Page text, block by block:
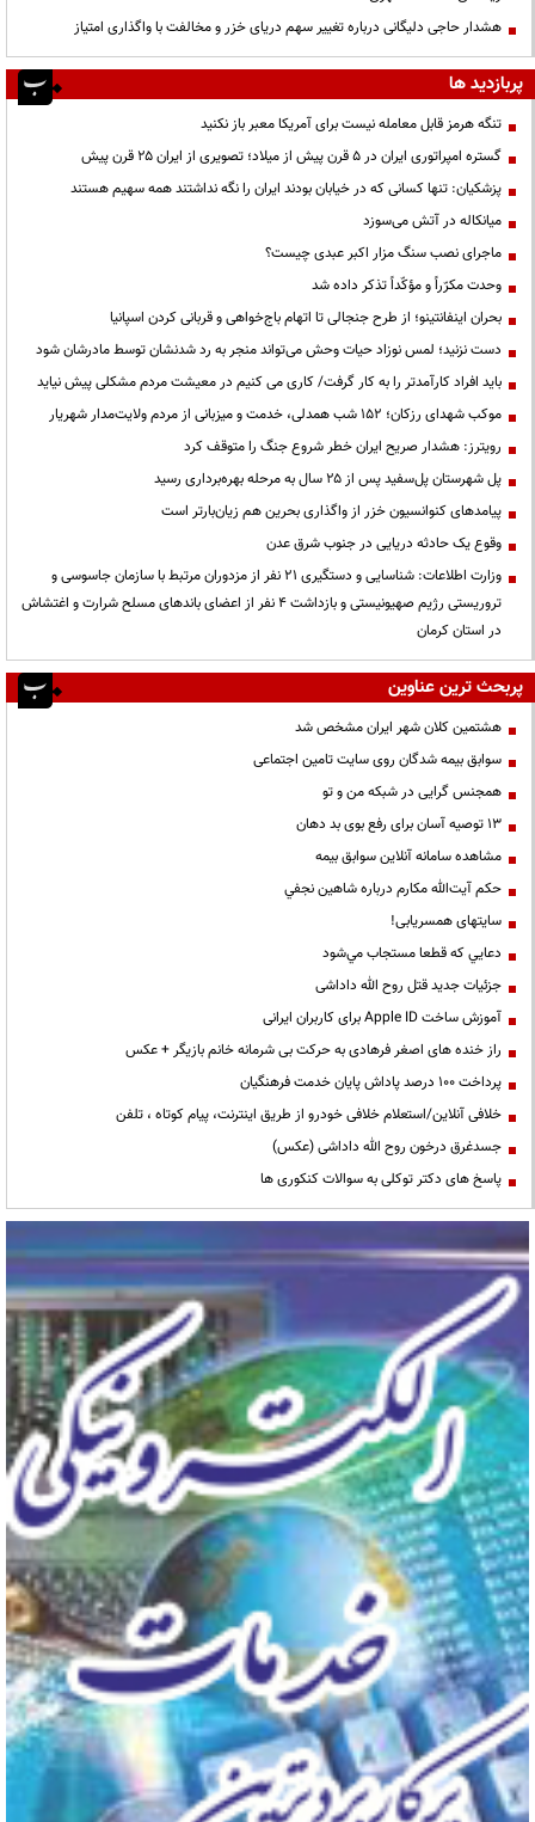
هشدار حاجی دلیگانی درباره تغییر سهم دریای خزر و مخالفت با واگذاری امتیاز
پربازدید ها
تنگه هرمز قابل معامله نیست برای آمریکا معبر باز نکنید
گستره امپراتوری ایران در ۵ قرن پیش از میلاد؛ تصویری از ایران ۲۵ قرن پیش
پزشکیان: تنها کسانی که در خیابان بودند ایران را نگه نداشتند همه سهیم هستند
میانکاله در آتش می‌سوزد
ماجرای نصب سنگ مزار اکبر عبدی چیست؟
وحدت مکرّراً و مؤکّداً تذکر داده شد
بحران اینفانتینو؛ از طرح جنجالی تا اتهام باج‌خواهی و قربانی کردن اسپانیا
دست نزنید؛ لمس نوزاد حیات وحش می‌تواند منجر به رد شدنشان توسط مادرشان شود
باید افراد کارآمدتر را به کار گرفت/ کاری می کنیم در معیشت مردم مشکلی پیش نیاید
موکب شهدای رزکان؛ ۱۵۲ شب همدلی، خدمت و میزبانی از مردم ولایت‌مدار شهریار
رویترز: هشدار صریح ایران خطر شروع جنگ را متوقف کرد
پل شهرستان پل‌سفید پس از ۲۵ سال به مرحله بهره‌برداری رسید
پیامدهای کنوانسیون خزر از واگذاری بحرین هم زیان‌بارتر است
وقوع یک حادثه دریایی در جنوب شرق عدن
وزارت اطلاعات: شناسایی و دستگیری ۲۱ نفر از مزدوران مرتبط با سازمان جاسوسی و
تروریستی رژیم صهیونیستی و بازداشت ۴ نفر از اعضای باندهای مسلح شرارت و اغتشاش
در استان کرمان
پربحث ترین عناوین
هشتمین کلان شهر ایران مشخص شد
سوابق بیمه شدگان روی سایت تامین اجتماعی
همجنس گرایی در شبکه من و تو
13 توصیه آسان برای رفع بوی بد دهان
مشاهده سامانه آنلاين سوابق بیمه
حكم آيت‌الله مكارم درباره شاهين نجفي
سایتهای همسریابی!
دعايي كه قطعا مستجاب مي‌شود
جزئیات جدید قتل روح الله داداشی
آموزش ساخت Apple ID برای کاربران ایرانی
راز خنده های اصغر فرهادی به حرکت بی شرمانه خانم بازیگر + عکس
پرداخت ۱۰۰ درصد پاداش پایان خدمت فرهنگیان
خلافی آنلاین/استعلام خلافی خودرو از طریق اینترنت، پیام کوتاه ، تلفن
جسدغرق درخون روح الله داداشی (عکس)
پاسخ های دکتر توکلی به سوالات کنکوری ها